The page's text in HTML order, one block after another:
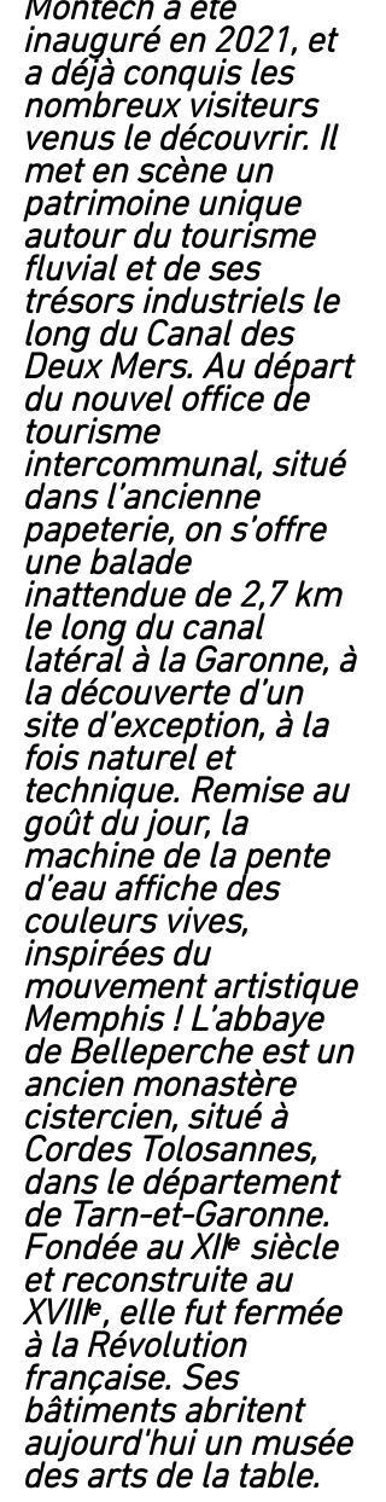
Montech a été
inauguré en 2021, et
a déjà conquis les
nombreux visiteurs
venus le découvrir. Il
met en scène un
patrimoine unique
autour du tourisme
fluvial et de ses
trésors industriels le
long du Canal des
Deux Mers. Au départ
du nouvel office de
tourisme
intercommunal, situé
dans l’ancienne
papeterie, on s’offre
une balade
inattendue de 2,7 km
le long du canal
latéral à la Garonne, à
la découverte d’un
site d’exception, à la
fois naturel et
technique. Remise au
goût du jour, la
machine de la pente
d’eau affiche des
couleurs vives,
inspirées du
mouvement artistique
Memphis ! L’abbaye
de Belleperche est un
ancien monastère
cistercien, situé à
Cordes Tolosannes,
dans le département
de Tarn-et-Garonne.
Fondée au XIIᵉ siècle
et reconstruite au
XVIIIᵉ, elle fut fermée
à la Révolution
française. Ses
bâtiments abritent
aujourd'hui un musée
des arts de la table.